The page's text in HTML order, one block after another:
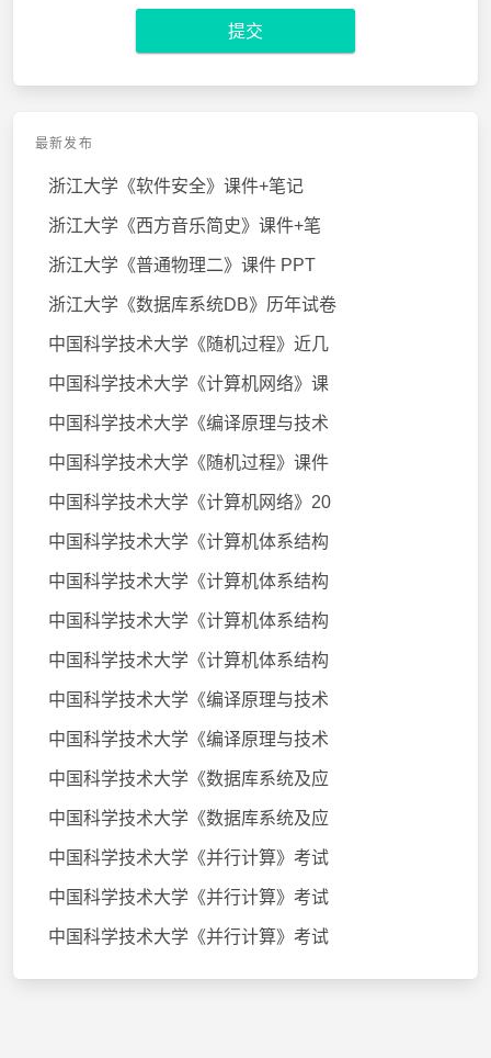
提交
最新发布
浙江大学《软件安全》课件+笔记
浙江大学《西方音乐简史》课件+笔
浙江大学《普通物理二》课件 PPT
浙江大学《数据库系统DB》历年试卷
中国科学技术大学《随机过程》近几
中国科学技术大学《计算机网络》课
中国科学技术大学《编译原理与技术
中国科学技术大学《随机过程》课件
中国科学技术大学《计算机网络》20
中国科学技术大学《计算机体系结构
中国科学技术大学《计算机体系结构
中国科学技术大学《计算机体系结构
中国科学技术大学《计算机体系结构
中国科学技术大学《编译原理与技术
中国科学技术大学《编译原理与技术
中国科学技术大学《数据库系统及应
中国科学技术大学《数据库系统及应
中国科学技术大学《并行计算》考试
中国科学技术大学《并行计算》考试
中国科学技术大学《并行计算》考试